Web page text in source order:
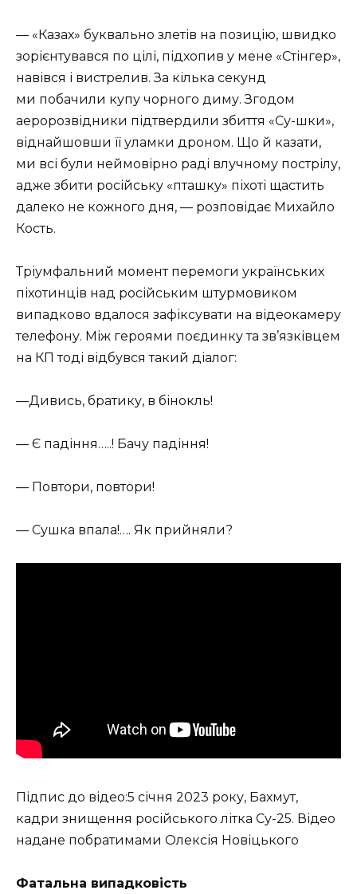
— «Казах» буквально злетів на позицію, швидко
зорієнтувався по цілі, підхопив у мене «Стінгер»,
навівся і вистрелив. За кілька секунд
ми побачили купу чорного диму. Згодом
аеророзвідники підтвердили збиття «Су-шки»,
віднайшовши її уламки дроном. Що й казати,
ми всі були неймовірно раді влучному пострілу,
адже збити російську «пташку» піхоті щастить
далеко не кожного дня, — розповідає Михайло
Кость.
Тріумфальний момент перемоги українських
піхотинців над російським штурмовиком
випадково вдалося зафіксувати на відеокамеру
телефону. Між героями поєдинку та зв’язківцем
на КП тоді відбувся такий діалог:
—Дивись, братику, в бінокль!
— Є падіння…..! Бачу падіння!
— Повтори, повтори!
— Сушка впала!…. Як прийняли?
Підпис до відео:5 січня 2023 року, Бахмут,
кадри знищення російського літка Су-25. Відео
надане побратимами Олексія Новіцького
Фатальна випадковість